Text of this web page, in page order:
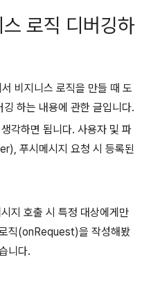
로직 디버깅하
비지니스 로직을 만들 때 도
깅 하는 내용에 관한 글입니다.
각하면 됩니다. 사용자 및 파
푸시메시지 요청 시 등록된
지 호출 시 특정 대상에게만
직(onRequest)을 작성해봤
니다.